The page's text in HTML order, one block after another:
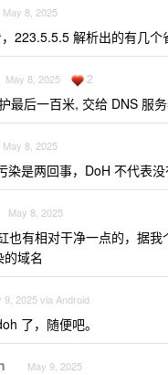
May 8, 2025
223.5.5.5 解析出的有几个
May 8, 2025 2
最后一百米, 交给 DNS 服
May 8, 2025
染是两回事，DoH 不代表
May 8, 2025
也有相对干净一点的，据
域名
9, 2025 via Android
了，随便吧。
May 9, 2025